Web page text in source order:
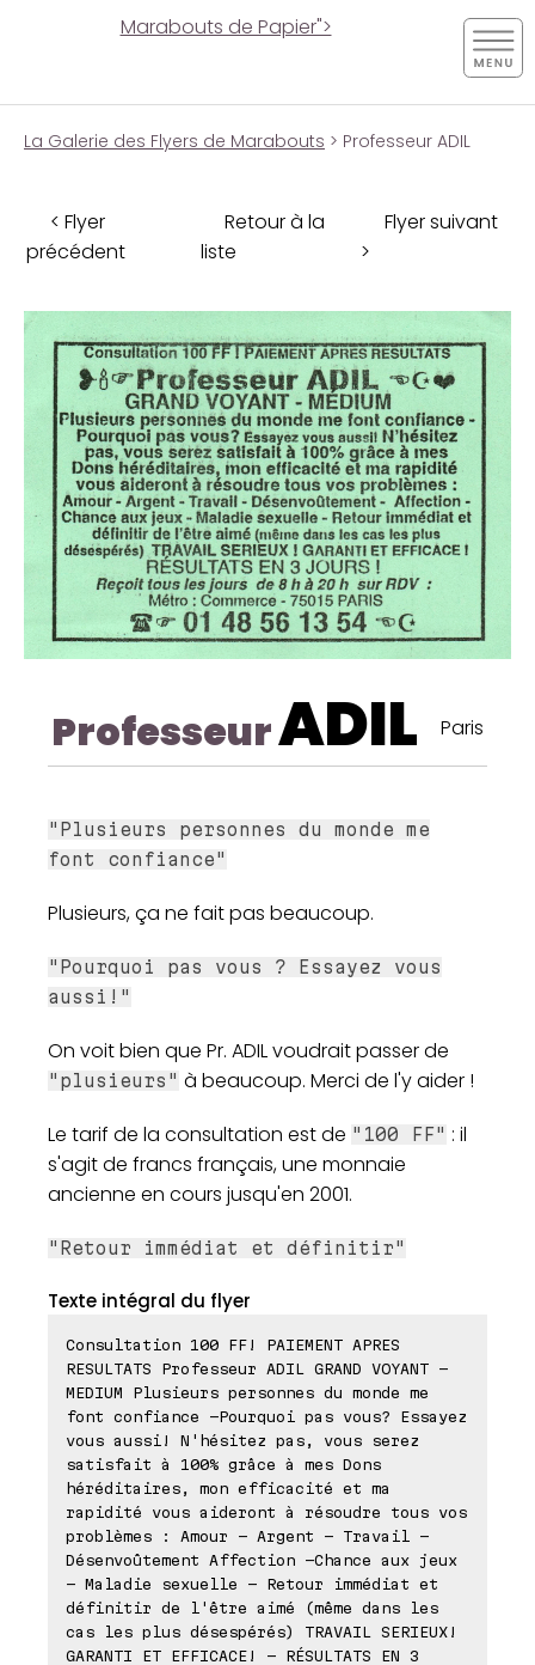
Marabouts de Papier">
La Galerie des Flyers de Marabouts > Professeur ADIL
< Flyer
précédent
Retour à la
liste
Flyer suivant
>
ProfesseurADIL Paris
"Plusieurs personnes du monde me
font confiance"
Plusieurs, ça ne fait pas beaucoup.
"Pourquoi pas vous ? Essayez vous
aussi!"
On voit bien que Pr. ADIL voudrait passer de
"plusieurs" à beaucoup. Merci de l'y aider !
Le tarif de la consultation est de "100 FF" : il
s'agit de francs français, une monnaie
ancienne en cours jusqu'en 2001.
"Retour immédiat et définitir"
Texte intégral du flyer
Consultation 100 FF! PAIEMENT APRES
RESULTATS Professeur ADIL GRAND VOYANT -
MEDIUM Plusieurs personnes du monde me
font confiance -Pourquoi pas vous? Essayez
vous aussi! N'hésitez pas, vous serez
satisfait à 100% grâce à mes Dons
héréditaires, mon efficacité et ma
rapidité vous aideront à résoudre tous vos
problèmes : Amour - Argent - Travail -
Désenvoûtement Affection -Chance aux jeux
- Maladie sexuelle - Retour immédiat et
définitir de l'être aimé (même dans les
cas les plus désespérés) TRAVAIL SERIEUX!
GARANTI ET EFFICACE! - RÉSULTATS EN 3